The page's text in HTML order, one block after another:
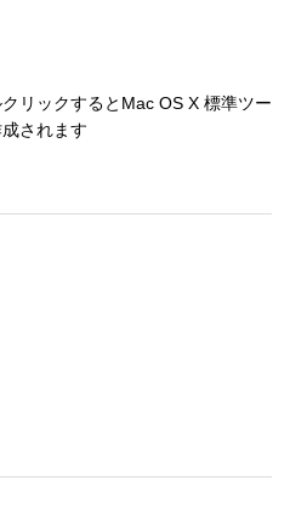
リックするとMac OS X 標準ツー
されます